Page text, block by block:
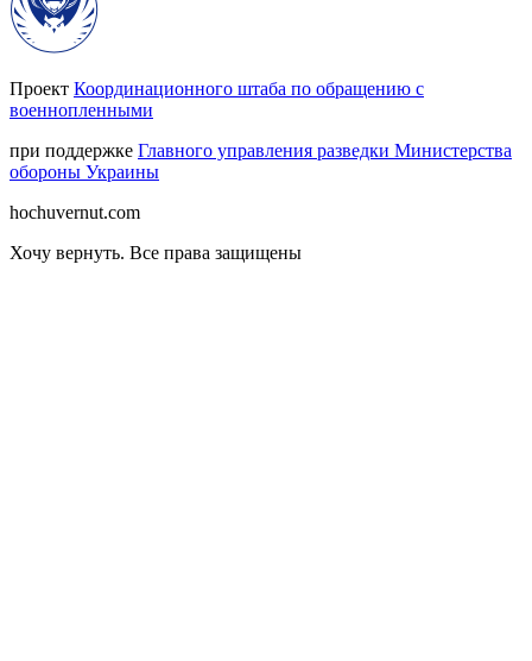
Проект Координационного штаба по обращению с
военнопленными
при поддержке Главного управления разведки Министерства
обороны Украины
hochuvernut.com
Хочу вернуть. Все права защищены